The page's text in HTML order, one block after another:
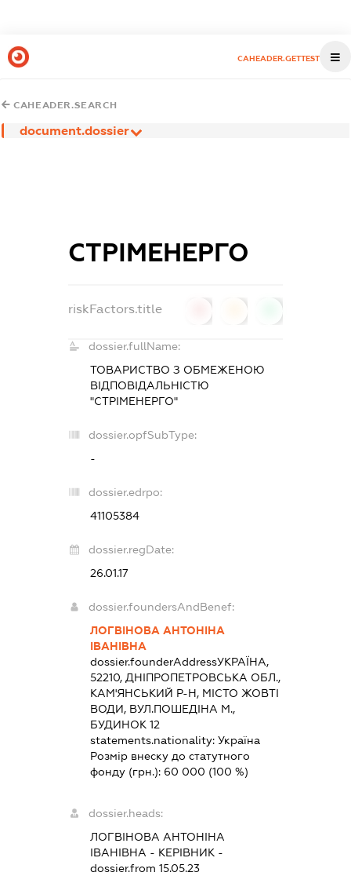
CAHEADER.GETTEST
CAHEADER.SEARCH
document.dossier
СТРІМЕНЕРГО
riskFactors.title
dossier.fullName:
ТОВАРИСТВО З ОБМЕЖЕНОЮ
ВІДПОВІДАЛЬНІСТЮ
"СТРІМЕНЕРГО"
dossier.opfSubType:
-
dossier.edrpo:
41105384
dossier.regDate:
26.01.17
dossier.foundersAndBenef:
ЛОГВІНОВА АНТОНІНА
ІВАНІВНА
dossier.founderAddressУКРАЇНА,
52210, ДНІПРОПЕТРОВСЬКА ОБЛ.,
КАМ'ЯНСЬКИЙ Р-Н, МІСТО ЖОВТІ
ВОДИ, ВУЛ.ПОШЕДІНА М.,
БУДИНОК 12
statements.nationality: Україна
Розмір внеску до статутного
фонду (грн.): 60 000 (100 %)
dossier.heads:
ЛОГВІНОВА АНТОНІНА
ІВАНІВНА - КЕРІВНИК -
dossier.from 15.05.23